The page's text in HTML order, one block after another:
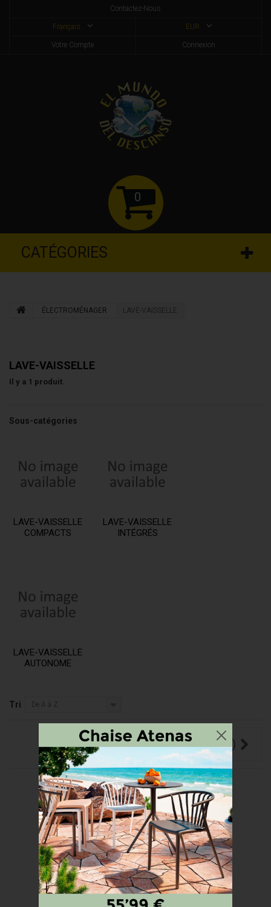
Contactez-Nous
EUR
Français
Connexion
Votre Compte
0
CATÉGORIES
ÉLECTROMÉNAGER LAVE-VAISSELLE
LAVE-VAISSELLE
Il y a 1 produit.
Sous-catégories
LAVE-VAISSELLE
COMPACTS
LAVE-VAISSELLE
INTÉGRÉS
LAVE-VAISSELLE
AUTONOME
Tri De A à Z
COMPARER (0 )
Résultats 1 - 1 sur 1.
Nouveau